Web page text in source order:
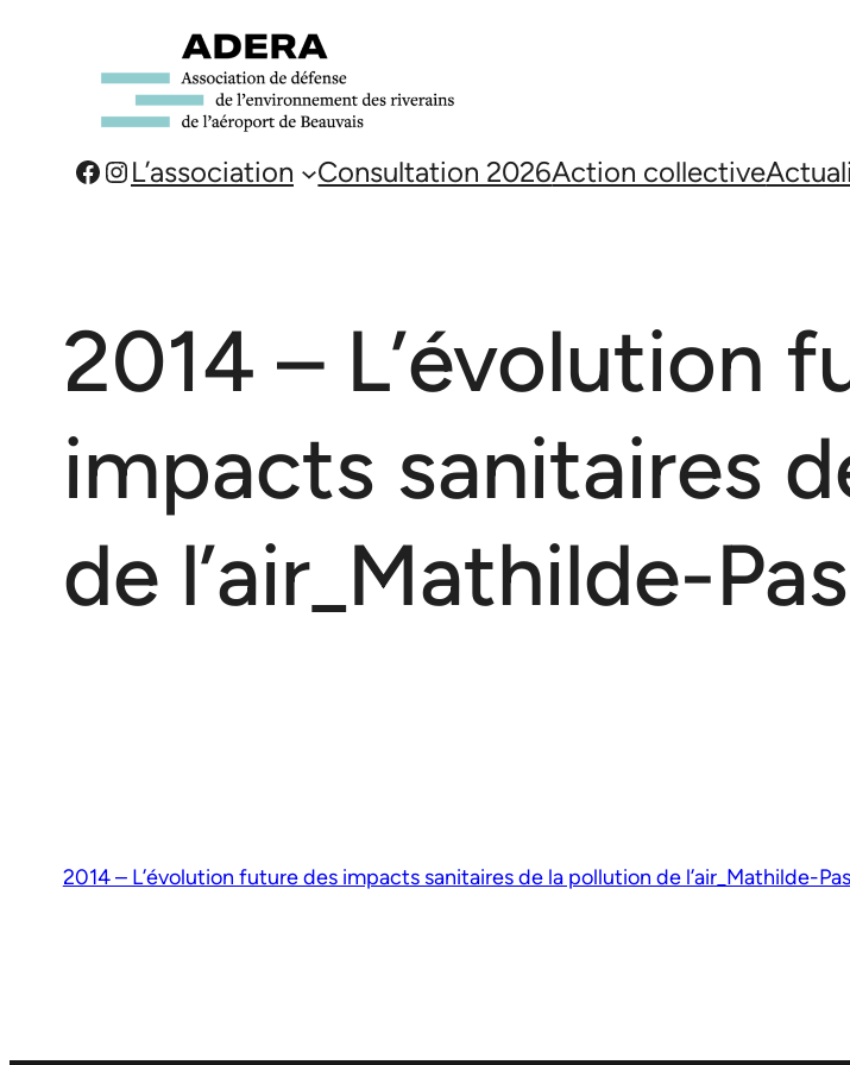
Facebook
Instagram
L’association Consultation 2026Action collective
2014 – L’évolution
impacts sanitaires
de l’air_Mathilde-
2014 – L’évolution future des impacts sanitaires de la pollution de l’air_Mathilde-